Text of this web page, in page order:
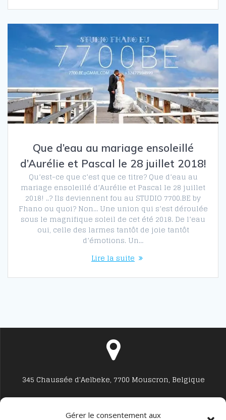
Gérer le consentement aux
Que d’eau au mariage ensoleillé
d’Aurélie et Pascal le 28 juillet 2018!
Qu’est-ce que c’est que ce titre? Que d’eau au
mariage ensoleillé d’Aurélie et Pascal le 28 juillet
2018! ..? Ils deviennent fou au STUDIO 7700.BE by
Fhano ou quoi? Non… Une union qui s’est déroulée
sous le magnifique soleil de cet été 2018. De l’eau
oui, celle des larmes tantôt de joie tantôt
d’émotions. Un…
Lire la suite
345 Chaussée d'Aelbeke, 7700 Mouscron, Belgique